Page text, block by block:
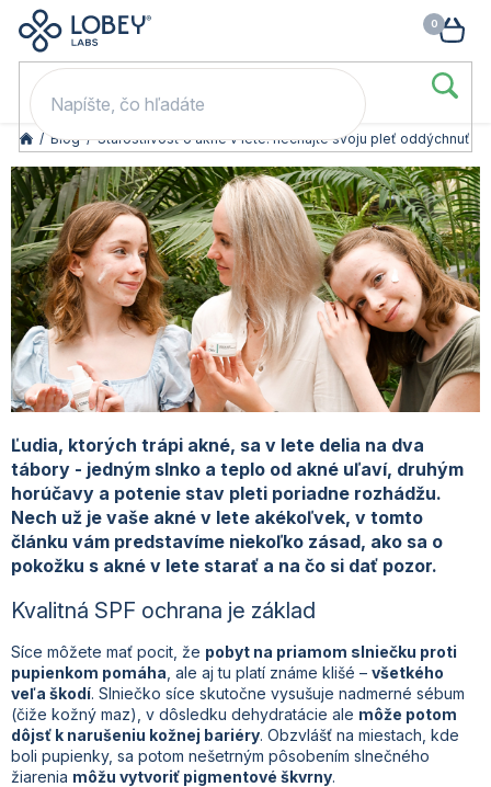
Prejsť
obsah
kódom LOB20 (nad 80 eur). 👉
/ Blog / Starostlivosť o akné v lete: nechajte svoju pleť oddýchnuť
Ľudia, ktorých trápi akné, sa v lete delia na dva
tábory - jedným slnko a teplo od akné uľaví, druhým
horúčavy a potenie stav pleti poriadne rozhádžu.
Nech už je vaše akné v lete akékoľvek, v tomto
článku vám predstavíme niekoľko zásad, ako sa o
pokožku s akné v lete starať a na čo si dať pozor.
Kvalitná SPF ochrana je základ
Síce môžete mať pocit, že pobyt na priamom slniečku proti
pupienkom pomáha , ale aj tu platí známe klišé – všetkého
veľa škodí. Slniečko síce skutočne vysušuje nadmerné sébum
(čiže kožný maz), v dôsledku dehydratácie ale môže potom
dôjsť k narušeniu kožnej bariéry. Obzvlášť na miestach, kde
boli pupienky, sa potom nešetrným pôsobením slnečného
žiarenia môžu vytvoriť pigmentové škvrny.